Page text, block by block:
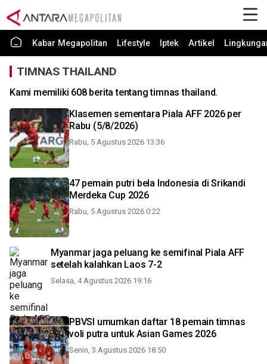
Kabar Megapolitan Lifestyle Iptek Artikel
TIMNAS THAILAND
Kami memiliki 608 berita tentang timnas thailand.
Klasemen sementara Piala AFF 2026 per
Rabu (5/8/2026)
Rabu, 5 Agustus 2026 13:36
47 pemain putri bela Indonesia di Srikandi
Merdeka Cup 2026
Rabu, 5 Agustus 2026 0:22
Myanmar jaga peluang ke semifinal Piala AFF
setelah kalahkan Laos 7-2
Selasa, 4 Agustus 2026 19:16
PBVSI umumkan daftar 18 pemain timnas
voli putra untuk Asian Games 2026
Senin, 3 Agustus 2026 18:50